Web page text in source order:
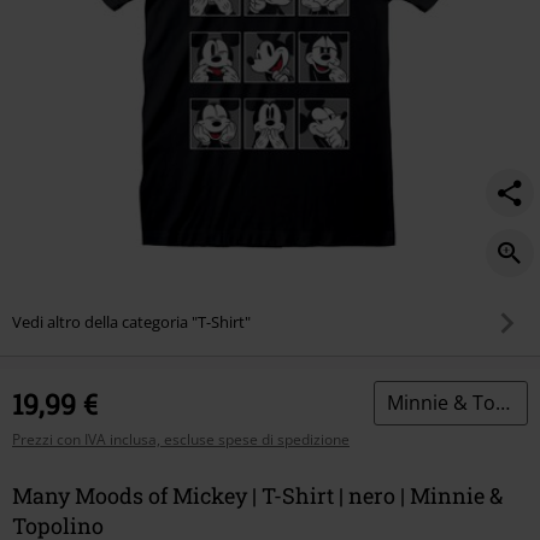
Vedi altro della categoria "T-Shirt"
19,99 €
Prezzi con IVA inclusa, escluse spese di spedizione
Minnie & Topolino
Many Moods of Mickey | T-Shirt | nero | Minnie &
Topolino